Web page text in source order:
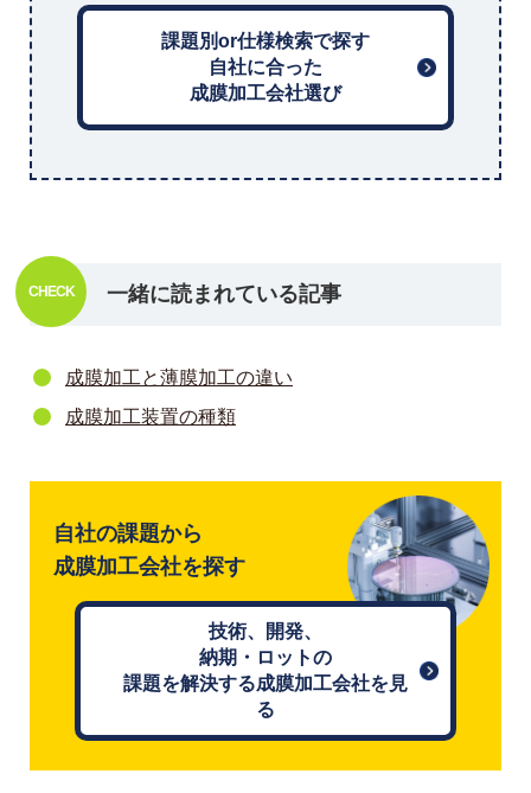
課題別or仕様検索で探す
自社に合った
成膜加工会社選び
一緒に読まれている記事
成膜加工と薄膜加工の違い
成膜加工装置の種類
自社の課題から
成膜加工会社を探す
技術、開発、
納期・ロットの
課題を解決する成膜加工会社を見
る